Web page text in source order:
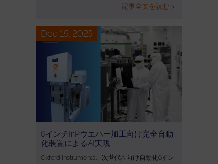
記事全文を読む >
Dec 15, 2025
6インチInPウエハー加工向け完全自動
化装置によるAI実現
Oxford Instruments、次世代AI向け自動化6イン